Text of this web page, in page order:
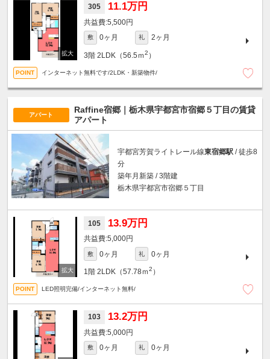
305 11.1万円
5,500円
敷 0ヶ月 礼 2ヶ月
3階 2LDK（56.5ｍ2 ）
インターネット無料です/2LDK・新築物件/
アパート
Raffine宿郷｜栃木県宇都宮市宿郷５丁目の賃貸
アパート
宇都宮芳賀ライトレール線東宿郷駅 / 徒歩8
分
築年月新築 / 3階建
栃木県宇都宮市宿郷５丁目
105 13.9万円
5,000円
敷 0ヶ月 礼 0ヶ月
1階 2LDK（57.78ｍ2 ）
LED照明完備/インターネット無料/
103 13.2万円
5,000円
敷 0ヶ月 礼 0ヶ月